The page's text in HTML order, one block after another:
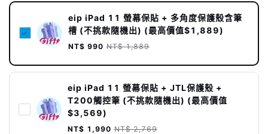
eip iPad 11 螢幕保貼 + 多角度保護殼含筆
槽 (不挑款隨機出) (最高價值$1,889)
NT$ 990 NT$ 1,889
eip iPad 11 螢幕保貼 + JTL保護殼 +
T200觸控筆 (不挑款隨機出) (最高價值
$3,569)
NT$ 1,990 NT$ 2,769